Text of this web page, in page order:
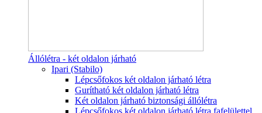
Állólétra - két oldalon járható
Ipari (Stabilo)
Lépcsőfokos két oldalon járható létra
Gurítható két oldalon járható létra
Két oldalon járható biztonsági állólétra
Lépcsőfokos két oldalon járható létra fafelülettel